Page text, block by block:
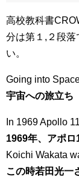
高校教科書
分は第１,２段落
い。
Going into
宇宙への旅立ち
In 1969 Apollo
1969年、アポロ
Koichi Wakata
この時若田光一